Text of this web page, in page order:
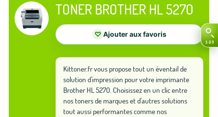
TONER BROTHER HL 5270
♡ Ajouter aux favoris
Kittoner.fr vous propose tout un éventail de
solution d'impression pour votre imprimante
Brother HL 5270. Choisissez en un clic entre
nos toners de marques et d'autres solutions
tout aussi performantes comme nos